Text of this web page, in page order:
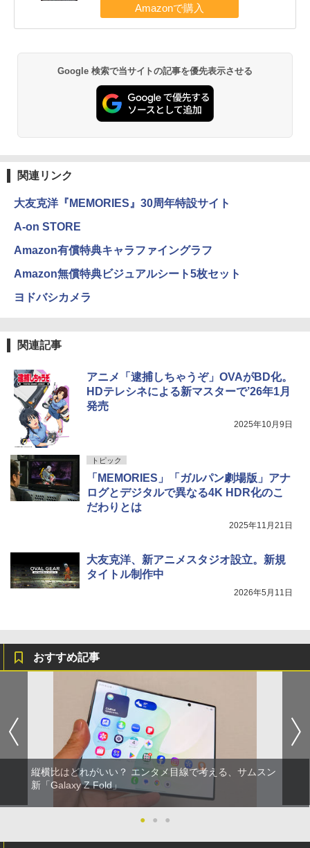
Google 検索で当サイトの記事を優先表示させる
関連リンク
大友克洋『MEMORIES』30周年特設サイト
A-on STORE
Amazon有償特典キャラファイングラフ
Amazon無償特典ビジュアルシート5枚セット
ヨドバシカメラ
関連記事
アニメ「逮捕しちゃうぞ」OVAがBD化。
HDテレシネによる新マスターで’26年1月
発売
2025年10月9日
トピック
「MEMORIES」「ガルパン劇場版」アナ
ログとデジタルで異なる4K HDR化のこ
だわりとは
2025年11月21日
大友克洋、新アニメスタジオ設立。新規
タイトル制作中
2026年5月11日
おすすめ記事
縦横比はどれがいい？ エンタメ目線で考える、サムスン
新「Galaxy Z Fold」
● ● ●